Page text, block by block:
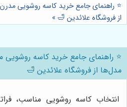
⭐️ راهنمای جامع خرید کاسه روشویی
از فروشگاه علائدین 🛁 »
⭐️ راهنمای جامع خرید کاسه روشویی
مدل‌ها از فروشگاه علائدین 🛁
انتخاب کاسه روشویی مناسب،